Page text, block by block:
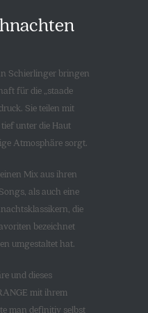
Schierlinger bringen
für die „staade
Sie teilen mit
unter die Haut
Atmosphäre sorgt.
Mix aus ihren
als auch eine
die
bezeichnet
umgestaltet hat.
und dieses
mit ihrem
man definitiv selbst